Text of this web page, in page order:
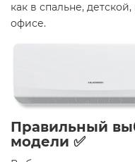
как в спальне,
офисе.
Правильный
модели ✅